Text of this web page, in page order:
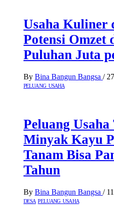
Usaha Kuliner
Potensi Omzet
Puluhan Juta
By Bina Bangun Bangsa /
PELUANG USAHA
Peluang Usaha
Minyak Kayu
Tanam Bisa
Tahun
By Bina Bangun Bangsa /
DESA PELUANG USAHA